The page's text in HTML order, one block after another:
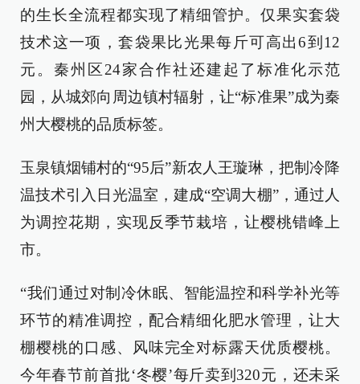
的生长全流程都实现了精细管护。仅果实套袋
技术这一项，套袋果比光果每斤可高出6到12
元。秦州区24家合作社还建起了标准化示范
园，从城郊向周边镇村辐射，让“标准果”成为秦
州大樱桃的品质标签。
玉泉镇烟铺村的“95后”新农人王璇琳，把制冷降
温技术引入日光温室，建成“空调大棚”，通过人
为调控花期，实现反季节栽培，让樱桃错峰上
市。
“我们通过对制冷休眠、智能温控和科学补光等
环节的精准调控，配合精细化肥水管理，让大
棚樱桃的口感、风味完全对标露天优质樱桃。
今年春节前首批‘冬樱’每斤卖到320元，还未采